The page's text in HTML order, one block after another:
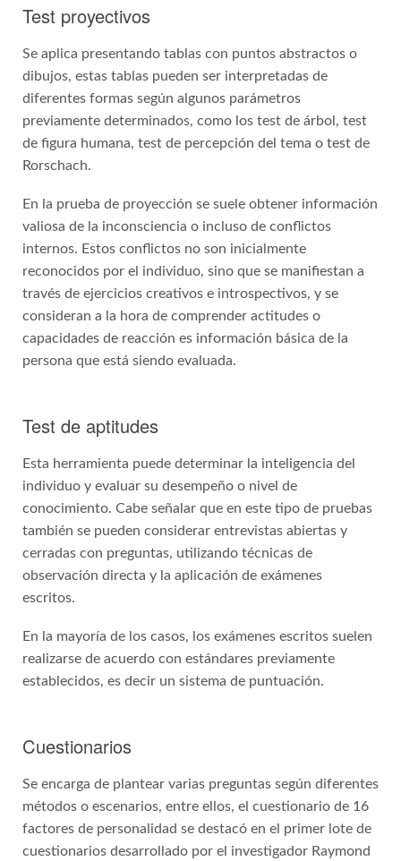
Test proyectivos
Se aplica presentando tablas con puntos abstractos o
dibujos, estas tablas pueden ser interpretadas de
diferentes formas según algunos parámetros
previamente determinados, como los test de árbol, test
de figura humana, test de percepción del tema o test de
Rorschach.
En la prueba de proyección se suele obtener información
valiosa de la inconsciencia o incluso de conflictos
internos. Estos conflictos no son inicialmente
reconocidos por el individuo, sino que se manifiestan a
través de ejercicios creativos e introspectivos, y se
consideran a la hora de comprender actitudes o
capacidades de reacción es información básica de la
persona que está siendo evaluada.
Test de aptitudes
Esta herramienta puede determinar la inteligencia del
individuo y evaluar su desempeño o nivel de
conocimiento. Cabe señalar que en este tipo de pruebas
también se pueden considerar entrevistas abiertas y
cerradas con preguntas, utilizando técnicas de
observación directa y la aplicación de exámenes
escritos.
En la mayoría de los casos, los exámenes escritos suelen
realizarse de acuerdo con estándares previamente
establecidos, es decir un sistema de puntuación.
Cuestionarios
Se encarga de plantear varias preguntas según diferentes
métodos o escenarios, entre ellos, el cuestionario de 16
factores de personalidad se destacó en el primer lote de
cuestionarios desarrollado por el investigador Raymond